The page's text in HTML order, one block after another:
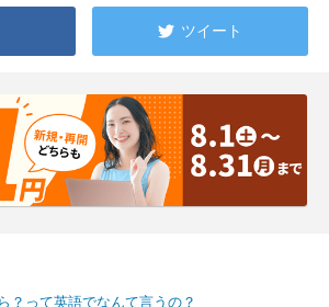
ツイート
？って英語でなんて言うの？